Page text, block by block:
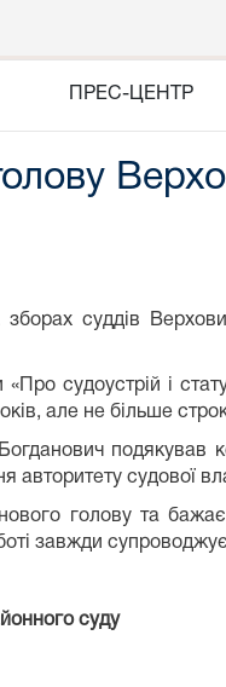
ПРЕС-ЦЕНТР
суддів
судоустрій і
але не більше
подякував
авторитету судової
голову та бажає
завжди
суду